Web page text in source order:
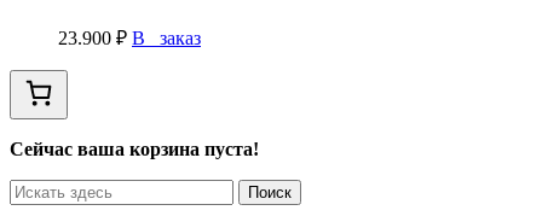
23.900 ₽ В заказ
Сейчас ваша корзина пуста!